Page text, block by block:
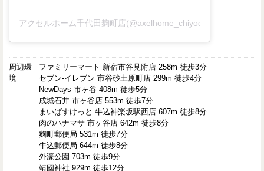
アクセルホーム千代田麹町店(@axelhome_chiyodakojimachi)が
周辺環
境
ファミリーマート 新宿市谷見附店 258m 徒歩3分
セブン-イレブン 市谷砂土原町店 299m 徒歩4分
NewDays 市ヶ谷 408m 徒歩5分
成城石井 市ヶ谷店 553m 徒歩7分
まいばすけっと 牛込神楽坂駅西店 607m 徒歩8分
肉のハナマサ 市ヶ谷店 642m 徒歩8分
麴町郵便局 531m 徒歩7分
牛込郵便局 644m 徒歩8分
外濠公園 703m 徒歩9分
靖國神社 929m 徒歩12分